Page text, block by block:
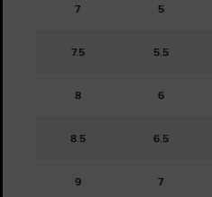
7 5
7.5 5.5
8 6
8.5 6.5
9 7